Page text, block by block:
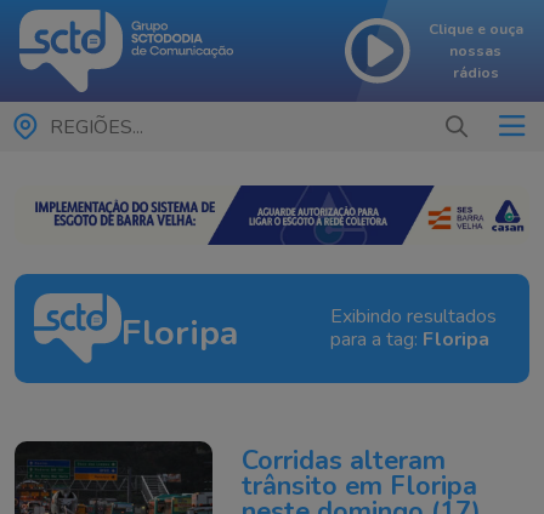
Clique e ouça
nossas
rádios
REGIÕES...
Floripa
Exibindo resultados
para a tag: Floripa
Corridas alteram
trânsito em Floripa